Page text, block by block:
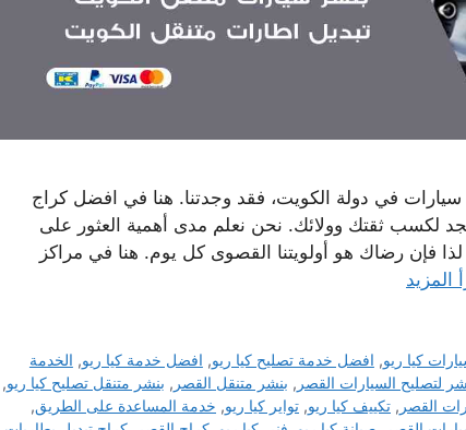
في دولة الكويت، فقد وجدتنا. هنا في افضل كراج
لكسب ثقتك وولائك. نحن نعلم مدى أهمية العثور على
فإن رضاك ​​هو أولويتنا القصوى كل يوم. هنا في مراكز
المزيد
كيا ريو, افضل خدمة تصليح كيا ريو, افضل خدمة كيا ريو, الخدمة
لتصليح السيارات القصر , بنشر متنقل القصر , بنشر متنقل تصليح كيا ريو,
القصر , تكييف كيا ريو, تواير كيا ريو, خدمة المساعدة على الطريق,